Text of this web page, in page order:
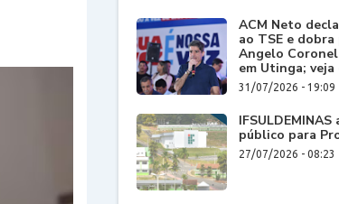
ACM Neto
ao TSE e
Angelo
em Utinga; veja
31/07/2026 - 19:09
público para
27/07/2026 - 08:23